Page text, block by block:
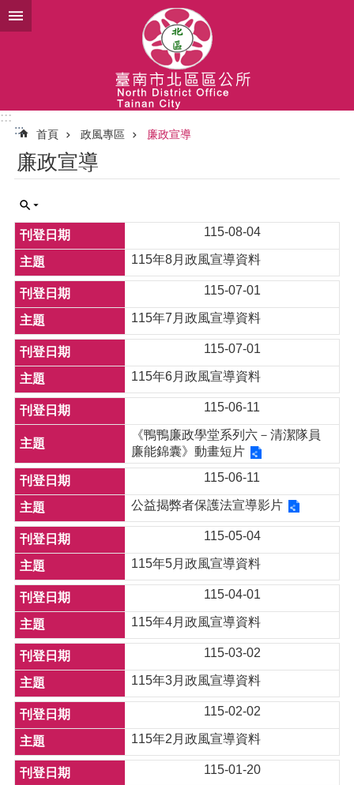
跳到主要內容區塊
:::
:::
首頁 政風專區 廉政宣導
廉政宣導
115-08-04
115年8月政風宣導資料
115-07-01
115年7月政風宣導資料
115-07-01
115年6月政風宣導資料
115-06-11
《鴨鴨廉政學堂系列六－清潔隊員
廉能錦囊》動畫短片
115-06-11
公益揭弊者保護法宣導影片
115-05-04
115年5月政風宣導資料
115-04-01
115年4月政風宣導資料
115-03-02
115年3月政風宣導資料
115-02-02
115年2月政風宣導資料
115-01-20